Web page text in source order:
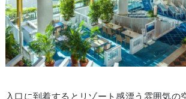
入口に到着するとリゾート感漂う雰囲気の